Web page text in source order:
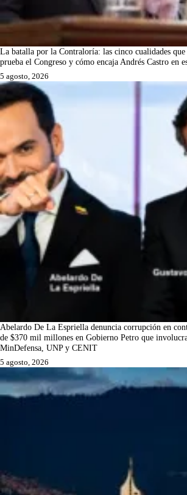
La batalla por la Contraloría: las cinco cualidades que
prueba el Congreso y cómo encaja Andrés Castro en
5 agosto, 2026
Abelardo De La Espriella denuncia corrupción en
de $370 mil millones en Gobierno Petro que
MinDefensa, UNP y CENIT
5 agosto, 2026